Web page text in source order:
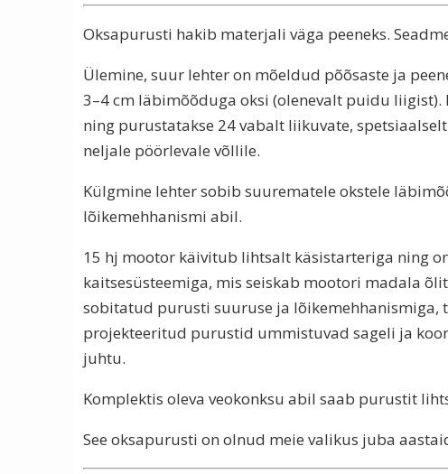
Oksapurusti hakib materjali väga peeneks.
Ülemine, suur lehter on mõeldud põõsaste ja
3–4 cm läbimõõduga oksi (olenevalt puidu
ning purustatakse 24 vabalt liikuvate,
neljale pöörlevale võllile.
Külgmine lehter sobib suurematele okstele
lõikemehhanismi abil.
15 hj mootor käivitub lihtsalt käsistarteriga ning
kaitsesüsteemiga, mis seiskab mootori madala
sobitatud purusti suuruse ja lõikemehhanismiga,
projekteeritud purustid ummistuvad sageli ja
juhtu.
Komplektis oleva veokonksu abil saab purustit
See oksapurusti on olnud meie valikus juba